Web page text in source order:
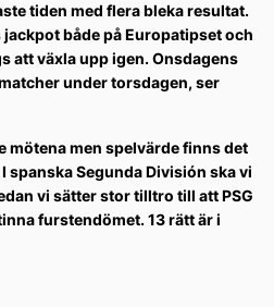
tiden med flera bleka resultat.
både på Europatipset och
att växla upp igen. Onsdagens
under torsdagen, ser
mötena men spelvärde finns det
spanska Segunda División ska vi
vi sätter stor tilltro till att PSG
furstendömet. 13 rätt är i